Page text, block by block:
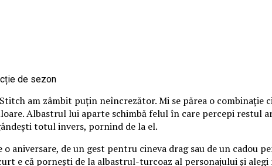
am zâmbit puțin neîncrezător. Mi se părea o
Albastrul lui aparte schimbă felul în care percepi restul
totul invers, pornind de la el.
aniversare, de un gest pentru cineva drag sau de un cadou
e că pornești de la albastrul-turcoaz al personajului și